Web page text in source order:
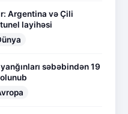
Argentina və Çili
layihəsi
səbəbindən 19